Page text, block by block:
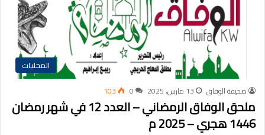
المحليات
صحيفة الوفاق 13 مارس، 2025 0
103
ملحق الوفاق الرمضاني – العدد 12 في شهر رمضان
1446 هجري – 2025 م